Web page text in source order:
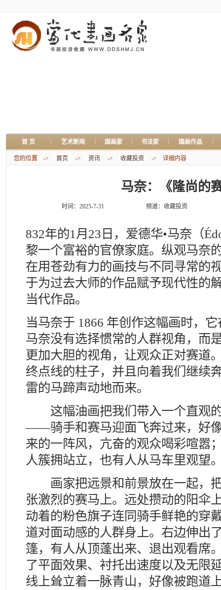
首 页 艺术新闻 国画家 书法家 国画作品
您的位置 -> 首页 -> 资讯 -> 收藏投资 -> 详细内容
马奈：《隆尚的
时间：2025-7-31 频道： 收藏投资
832年的1月23日，爱德华•马奈（
黎一个富裕的官僚家庭。纵观马奈
在用苍劲有力的画技与不同寻常的
于为过去大师的作品赋予现代性的
当代作品。
当马奈于 1866 年创作这幅画时，
马奈没有选择惯常的人群视角，而
更加大胆的视角，让观众正对赛道
终点线的柱子，并且向着我们继续
雷的马蹄声动地而来。
这幅油画把我们带入一个直观
——骑手和赛马迎面飞奔过来，好
来的一阵风，亢奋的观众喝彩喧嚣
人簇拥站立，也有人从马车里观望
画家把远景和前景放在一起，
张激烈的赛马上。远处攒动的阳伞
动着的粉色旗子连同骑手鲜艳的穿
道对面动感的人群身上。右边伸出
篷，有人从顶蓬出来、退出观看席
了平面效果、衬托出速度以及无限
线上耸立着一脉青山，好像被跑道